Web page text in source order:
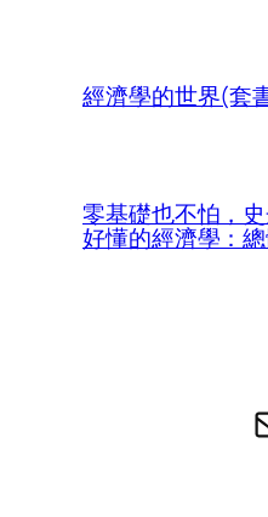
經濟學的世界(套
零基礎也不怕，
好懂的經濟學：